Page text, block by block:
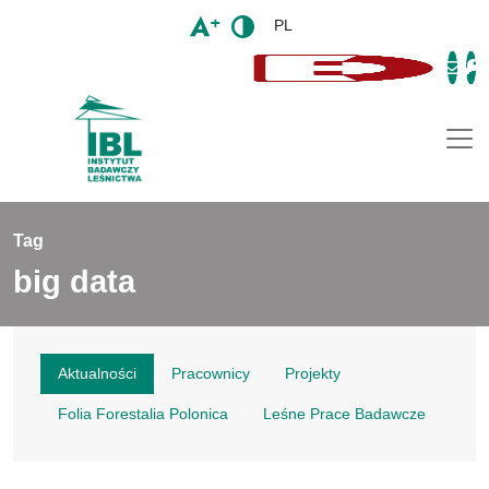
PL
Tag
big data
Aktualności Pracownicy Projekty
Folia Forestalia Polonica Leśne Prace Badawcze